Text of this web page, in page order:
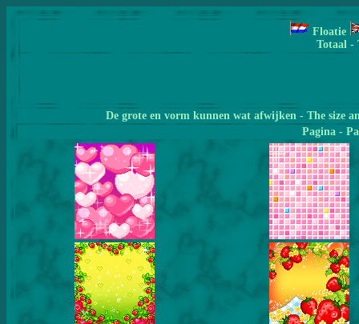
Floatie
Totaal -
De grote en vorm kunnen wat afwijken - The size
Pagina -